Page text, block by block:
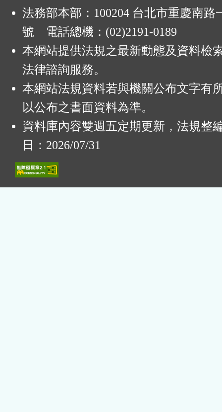
法務部本部：100204 台北市重慶南路
號 電話總機：(02)2191-0189
本網站提供法規之最新動態及資料檢
法律諮詢服務。
本網站法規資料若與機關公布文字有
以公布之書面資料為準。
資料庫內容雙週五定期更新，法規整
日：2026/07/31